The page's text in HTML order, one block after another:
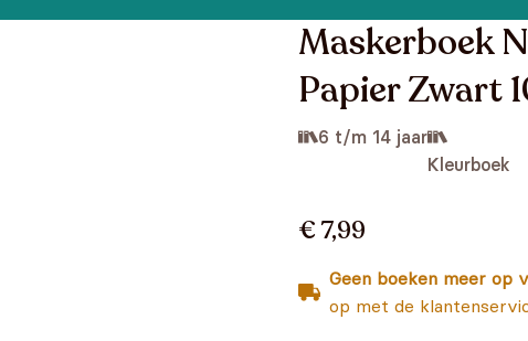
Maskerboek
Papier Zwart
6 t/m 14 jaar
Kleurboek
€ 7,99
Geen boeken meer op
op met de